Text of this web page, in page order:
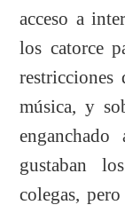
acceso a
los catorce
restricciones
música, y
gustaban
colegas,